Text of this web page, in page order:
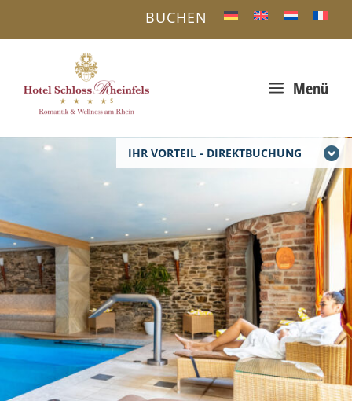
IHR VORTEIL - DIREKTBUCHUNG
a Menü
BUCHEN